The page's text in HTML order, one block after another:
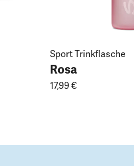
Sport Trinkflasche
Rosa
17,99 €